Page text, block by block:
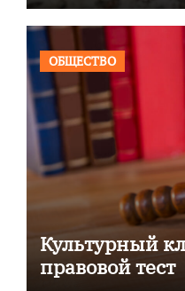
ОБЩЕСТВО
Культурный
правовой тест